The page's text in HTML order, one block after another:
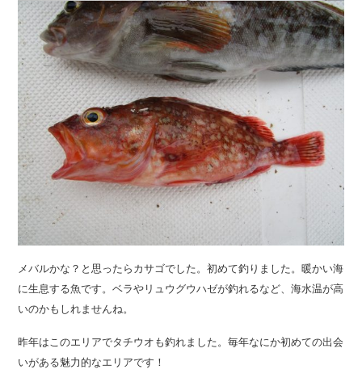
メバルかな？と思ったらカサゴでした。初めて釣りました。暖かい海
に生息する魚です。ベラやリュウグウハゼが釣れるなど、海水温が高
いのかもしれませんね。
昨年はこのエリアでタチウオも釣れました。毎年なにか初めての出会
いがある魅力的なエリアです！